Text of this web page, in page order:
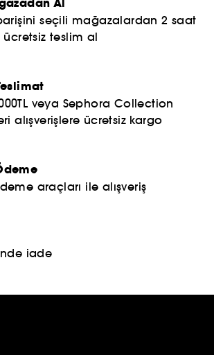
seçili mağazalardan 2 saat
teslim al
veya Sephora Collection
alışverişlere ücretsiz kargo
araçları ile alışveriş
iade